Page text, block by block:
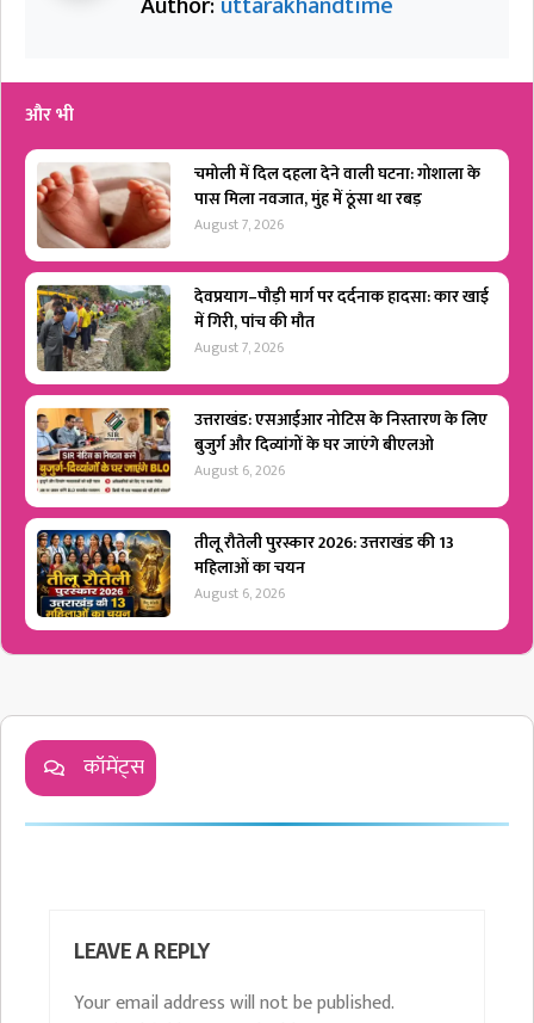
और भी
चमोली में दिल दहला देने वाली घटना: गोशाला के
पास मिला नवजात, मुंह में ठूंसा था रबड़
August 7, 2026
देवप्रयाग–पौड़ी मार्ग पर दर्दनाक हादसा: कार खाई
में गिरी, पांच की मौत
August 7, 2026
उत्तराखंड: एसआईआर नोटिस के निस्तारण के लिए
बुजुर्ग और दिव्यांगों के घर जाएंगे बीएलओ
August 6, 2026
तीलू रौतेली पुरस्कार 2026: उत्तराखंड की 13
महिलाओं का चयन
August 6, 2026
कॉमेंट्स
LEAVE A REPLY
Your email address will not be published.